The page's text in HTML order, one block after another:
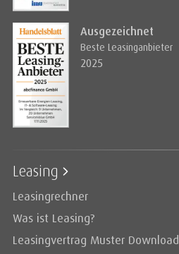
Ausgezeichnet
Beste Leasinganbieter
2025
Leasing
Leasingrechner
Was ist Leasing?
Leasingvertrag Muster Download